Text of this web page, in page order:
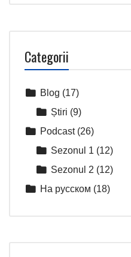
Categorii
Blog (17)
Știri (9)
Podcast(26)
Sezonul 1 (12)
Sezonul 2 (12)
На русском (18)